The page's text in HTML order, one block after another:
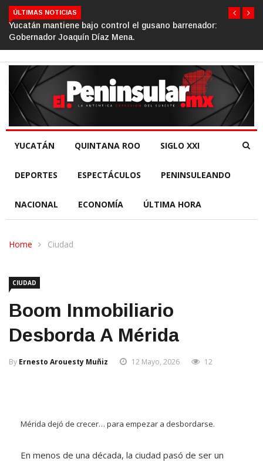
ÚLTIMAS NOTICIAS
Yucatán mantiene bajo control el gusano barrenador:
Gobernador Joaquín Díaz Mena.
YUCATÁN QUINTANA ROO SIGLO XXI
DEPORTES ESPECTÁCULOS PENINSULEANDO
NACIONAL ECONOMÍA ÚLTIMA HORA
Home Ciudad
CIUDAD
Boom Inmobiliario
Desborda A Mérida
By Ernesto Arouesty Muñiz 12 Mayo, 2026 12
Mérida dejó de crecer… para empezar a desbordarse.
En menos de una década, la ciudad pasó de ser un